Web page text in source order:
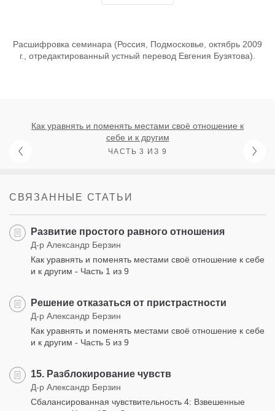
Расшифровка семинара (Россия, Подмосковье, октябрь 2009
г., отредактированный устный перевод Евгения Бузятова).
Как уравнять и поменять местами своё отношение к
себе и к другим
ЧАСТЬ 3 ИЗ 9
СВЯЗАННЫЕ СТАТЬИ
Развитие простого равного отношения
Д-р Александр Берзин
Как уравнять и поменять местами своё отношение к себе
и к другим - Часть 1 из 9
Решение отказаться от пристрастности
Д-р Александр Берзин
Как уравнять и поменять местами своё отношение к себе
и к другим - Часть 5 из 9
15. Разблокирование чувств
Д-р Александр Берзин
Сбалансированная чувствительность 4: Взвешенные